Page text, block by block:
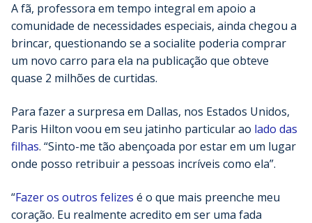
A fã, professora em tempo integral em apoio a
comunidade de necessidades especiais, ainda chegou a
brincar, questionando se a socialite poderia comprar
um novo carro para ela na publicação que obteve
quase 2 milhões de curtidas.
Para fazer a surpresa em Dallas, nos Estados Unidos,
Paris Hilton voou em seu jatinho particular ao lado das
filhas. “Sinto-me tão abençoada por estar em um lugar
onde posso retribuir a pessoas incríveis como ela”.
“Fazer os outros felizes é o que mais preenche meu
coração. Eu realmente acredito em ser uma fada